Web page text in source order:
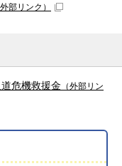
外部リンク）
危機救援金 （外部リン